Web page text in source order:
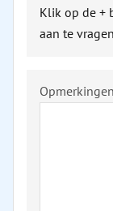
Klik op de +
aan te
Opmerkingen